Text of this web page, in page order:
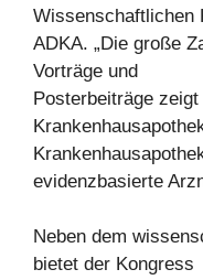
Wissenschaftlichen
ADKA. „Die große
Vorträge und
Posterbeiträge
evidenzbasierte
Neben dem
bietet der Kongress